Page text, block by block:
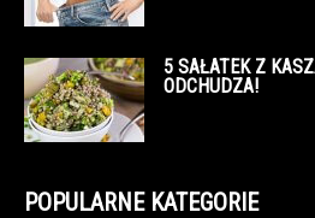
5 SAŁATEK Z
ODCHUDZA!
POPULARNE KATEGORIE